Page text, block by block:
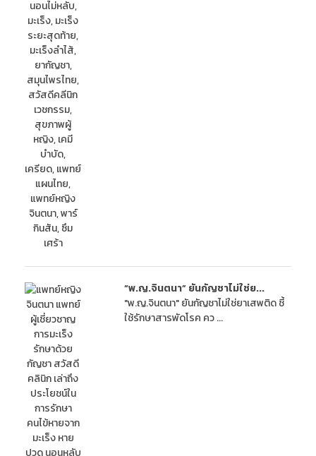
“พ.ญ.จินตนา” ยันกัญชาไม่ใช่ย...
"พ.ญ.จินตนา" ยันกัญชาไม่ใช่ยาเสพติด ชี้
ใช้รักษาสารพัดโรค คว ...